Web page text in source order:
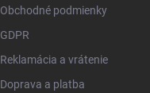
Obchodné podmienky
GDPR
Reklamácia a vrátenie
Doprava a platba